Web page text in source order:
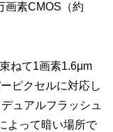
画素CMOS（約
ねて1画素1.6μm
ピクセルに対応し
ュアルフラッシュ
よって暗い場所で